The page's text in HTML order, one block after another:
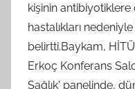
kişinin
hastalıkları
belirtti.Baykam,
Erkoç Konferans
Sağlık' panelinde,